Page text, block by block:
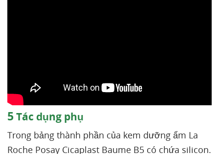
5 Tác dụng phụ
Trong bảng thành phần của kem dưỡng ẩm La
Roche Posay Cicaplast Baume B5 có chứa silicon.